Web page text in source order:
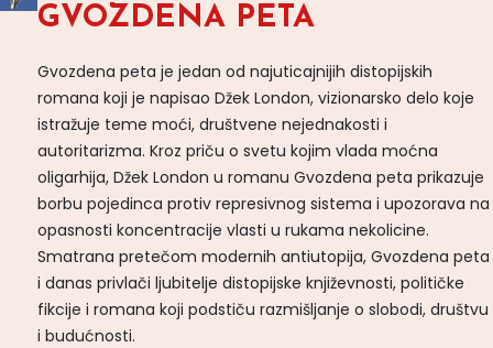
GVOZDENA PETA
Gvozdena peta je jedan od najuticajnijih distopijskih
romana koji je napisao Džek London, vizionarsko delo koje
istražuje teme moći, društvene nejednakosti i
autoritarizma. Kroz priču o svetu kojim vlada moćna
oligarhija, Džek London u romanu Gvozdena peta prikazuje
borbu pojedinca protiv represivnog sistema i upozorava na
opasnosti koncentracije vlasti u rukama nekolicine.
Smatrana pretečom modernih antiutopija, Gvozdena peta
i danas privlači ljubitelje distopijske književnosti, političke
fikcije i romana koji podstiču razmišljanje o slobodi, društvu
i budućnosti.